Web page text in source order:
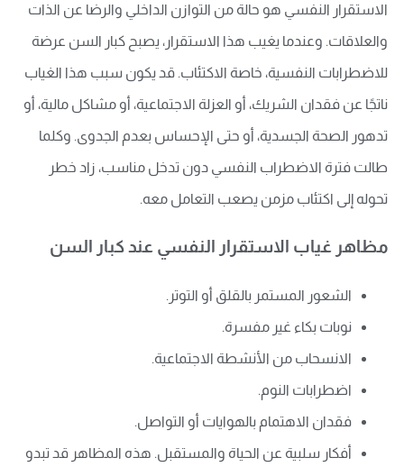
الاستقرار النفسي هو حالة من التوازن الداخلي والرضا عن الذات
والعلاقات. وعندما يغيب هذا الاستقرار، يصبح كبار السن عرضة
للاضطرابات النفسية، خاصة الاكتئاب. قد يكون سبب هذا الغياب
ناتجًا عن فقدان الشريك، أو العزلة الاجتماعية، أو مشاكل مالية، أو
تدهور الصحة الجسدية، أو حتى الإحساس بعدم الجدوى. وكلما
طالت فترة الاضطراب النفسي دون تدخل مناسب، زاد خطر
تحوله إلى اكتئاب مزمن يصعب التعامل معه.
مظاهر غياب الاستقرار النفسي عند كبار السن
الشعور المستمر بالقلق أو التوتر.
نوبات بكاء غير مفسرة.
الانسحاب من الأنشطة الاجتماعية.
اضطرابات النوم.
فقدان الاهتمام بالهوايات أو التواصل.
أفكار سلبية عن الحياة والمستقبل. هذه المظاهر قد تبدو